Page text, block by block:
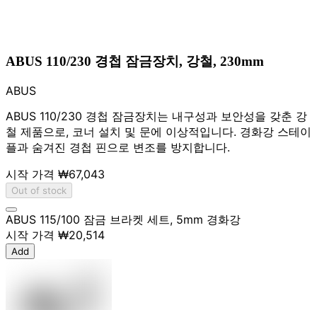
ABUS 110/230 경첩 잠금장치, 강철, 230mm
ABUS
ABUS 110/230 경첩 잠금장치는 내구성과 보안성을 갖춘 강
철 제품으로, 코너 설치 및 문에 이상적입니다. 경화강 스테이
플과 숨겨진 경첩 핀으로 변조를 방지합니다.
시작 가격 ₩67,043
Out of stock
ABUS 115/100 잠금 브라켓 세트, 5mm 경화강
시작 가격 ₩20,514
Add